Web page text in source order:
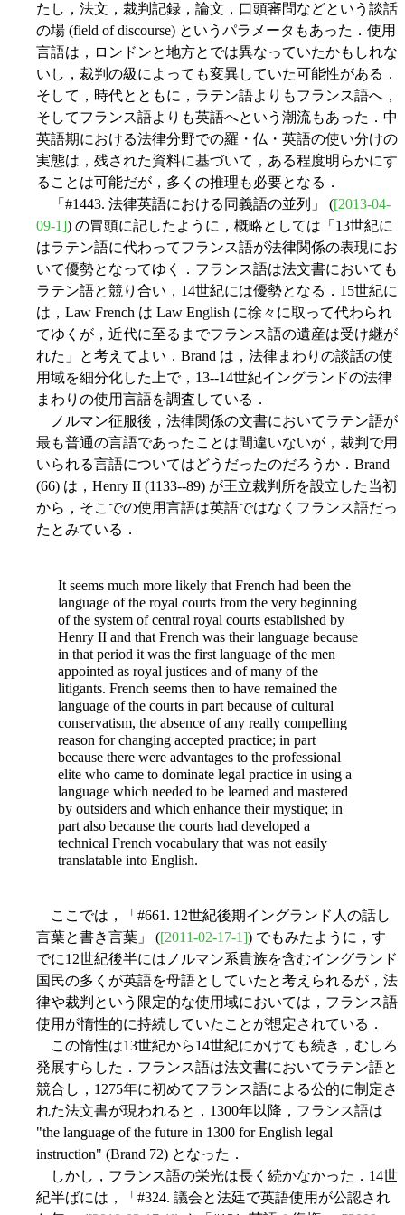
たし，法文，裁判記録，論文，口頭審問などという談話
の場 (field of discourse) というパラメータもあった．使用
言語は，ロンドンと地方とでは異なっていたかもしれな
いし，裁判の級によっても変異していた可能性がある．
そして，時代とともに，ラテン語よりもフランス語へ，
そしてフランス語よりも英語へという潮流もあった．中
英語期における法律分野での羅・仏・英語の使い分けの
実態は，残された資料に基づいて，ある程度明らかにす
ることは可能だが，多くの推理も必要となる．
「#1443. 法律英語における同義語の並列」 ([2013-04-
09-1]) の冒頭に記したように，概略としては「13世紀に
はラテン語に代わってフランス語が法律関係の表現にお
いて優勢となってゆく．フランス語は法文書においても
ラテン語と競り合い，14世紀には優勢となる．15世紀に
は，Law French は Law English に徐々に取って代わられ
てゆくが，近代に至るまでフランス語の遺産は受け継が
れた」と考えてよい．Brand は，法律まわりの談話の使
用域を細分化した上で，13--14世紀イングランドの法律
まわりの使用言語を調査している．
ノルマン征服後，法律関係の文書においてラテン語が
最も普通の言語であったことは間違いないが，裁判で用
いられる言語についてはどうだったのだろうか．Brand
(66) は，Henry II (1133--89) が王立裁判所を設立した当初
から，そこでの使用言語は英語ではなくフランス語だっ
たとみている．
It seems much more likely that French had been the
language of the royal courts from the very beginning
of the system of central royal courts established by
Henry II and that French was their language because
in that period it was the first language of the men
appointed as royal justices and of many of the
litigants. French seems then to have remained the
language of the courts in part because of cultural
conservatism, the absence of any really compelling
reason for changing accepted practice; in part
because there were advantages to the professional
elite who came to dominate legal practice in using a
language which needed to be learned and mastered
by outsiders and which enhance their mystique; in
part also because the courts had developed a
technical French vocabulary that was not easily
translatable into English.
ここでは，「#661. 12世紀後期イングランド人の話し
言葉と書き言葉」 ([2011-02-17-1]) でもみたように，す
でに12世紀後半にはノルマン系貴族を含むイングランド
国民の多くが英語を母語としていたと考えられるが，法
律や裁判という限定的な使用域においては，フランス語
使用が惰性的に持続していたことが想定されている．
この惰性は13世紀から14世紀にかけても続き，むしろ
発展すらした．フランス語は法文書においてラテン語と
競合し，1275年に初めてフランス語による公的に制定さ
れた法文書が現われると，1300年以降，フランス語は
"the language of the future in 1300 for English legal
instruction" (Brand 72) となった．
しかし，フランス語の栄光は長く続かなかった．14世
紀半ばには，「#324. 議会と法廷で英語使用が公認され